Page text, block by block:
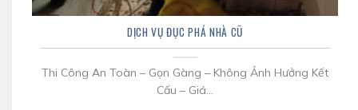
DỊCH VỤ ĐỤC PHÁ NHÀ CŨ
Thi Công An Toàn – Gọn Gàng – Không Ảnh Hưởng Kết
Cấu – Giá...